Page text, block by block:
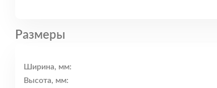
Размеры
Ширина, мм:
Высота, мм: